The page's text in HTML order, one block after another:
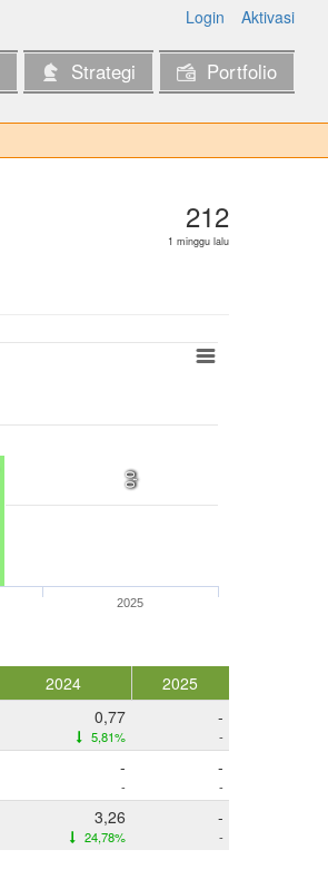
Login Aktivasi
Strategi Portfolio
212
1 minggu lalu
0,0
0,0
0,0
2025
2024
2025
0,77
5,81%
-
-
-
-
-
-
3,26
24,78%
-
-